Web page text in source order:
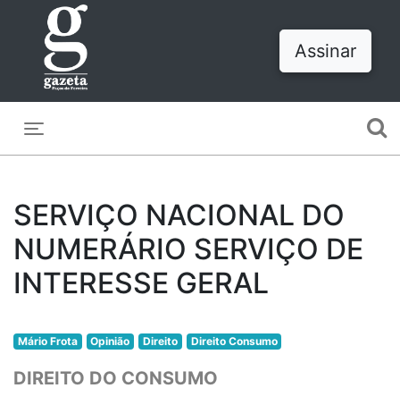
Assinar
SERVIÇO NACIONAL DO
NUMERÁRIO SERVIÇO DE
INTERESSE GERAL
Mário Frota Opinião Direito Direito Consumo
DIREITO DO CONSUMO